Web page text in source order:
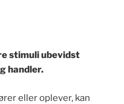
stimuli ubevidst
handler.
eller oplever, kan